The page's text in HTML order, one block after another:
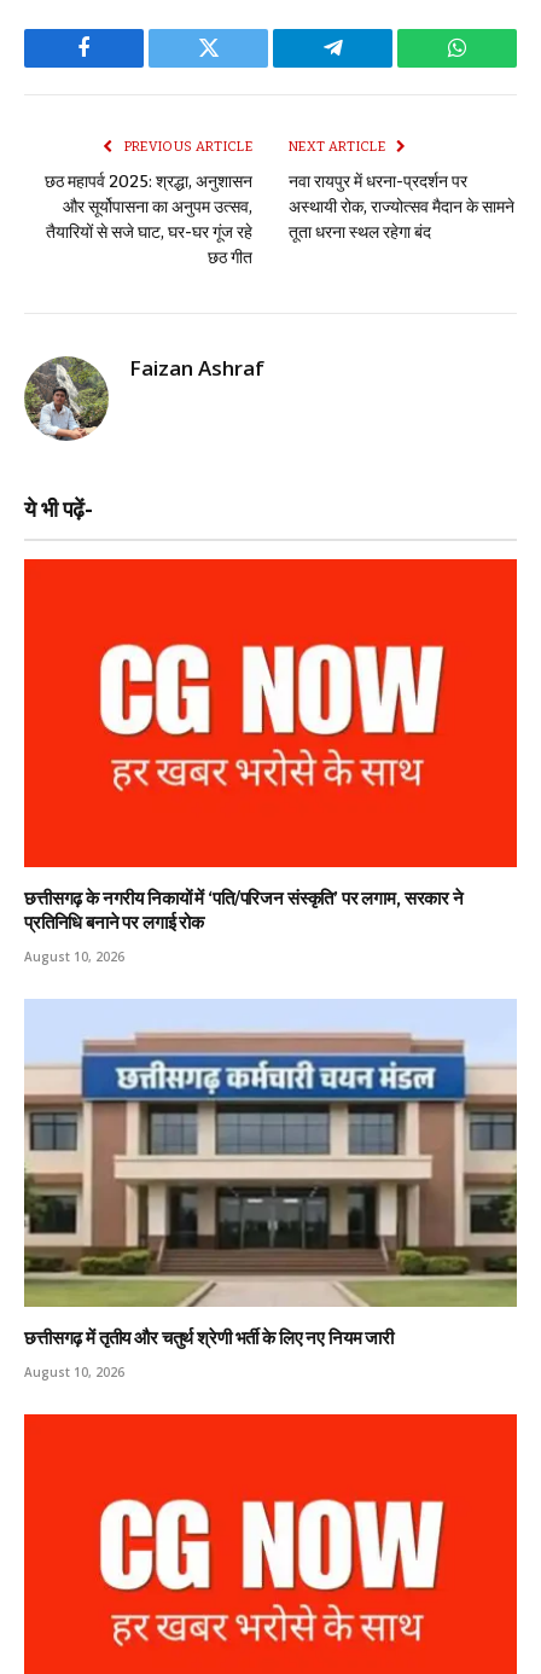
Facebook Twitter Telegram
PREVIOUS ARTICLE
छठ महापर्व 2025: श्रद्धा, अनुशासन
और सूर्योपासना का अनुपम उत्सव,
तैयारियों से सजे घाट, घर-घर गूंज रहे
छठ गीत
NEXT ARTICLE
नवा रायपुर में धरना-प्रदर्शन पर
अस्थायी रोक, राज्योत्सव मैदान के सामने
तूता धरना स्थल रहेगा बंद
Faizan Ashraf
ये भी पढ़ें-
छत्तीसगढ़ के नगरीय निकायों में ‘पति/परिजन संस्कृति’ पर लगाम, सरकार ने
प्रतिनिधि बनाने पर लगाई रोक
August 10, 2026
छत्तीसगढ़ में तृतीय और चतुर्थ श्रेणी भर्ती के लिए नए नियम जारी
August 10, 2026